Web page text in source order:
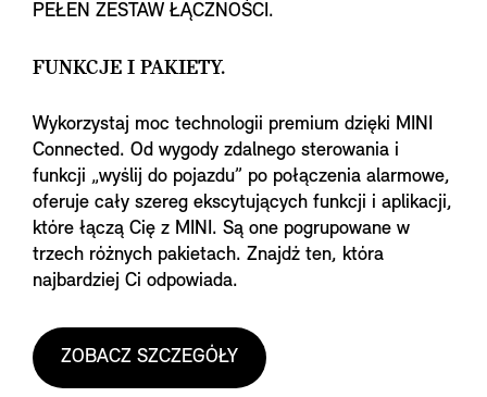
PEŁEN ZESTAW ŁĄCZNOŚCI.
FUNKCJE I PAKIETY.
Wykorzystaj moc technologii premium dzięki MINI
Connected. Od wygody zdalnego sterowania i
funkcji „wyślij do pojazdu” po połączenia alarmowe,
oferuje cały szereg ekscytujących funkcji i aplikacji,
które łączą Cię z MINI. Są one pogrupowane w
trzech różnych pakietach. Znajdź ten, która
najbardziej Ci odpowiada.
ZOBACZ SZCZEGÓŁY